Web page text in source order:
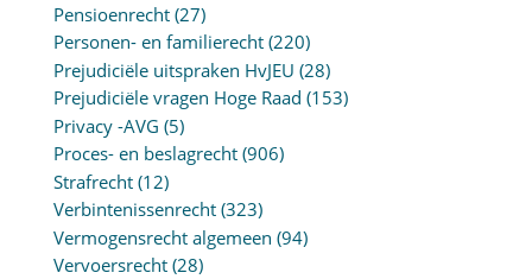
Pensioenrecht(27)
Personen- en familierecht(220)
Prejudiciële uitspraken HvJEU (28)
Prejudiciële vragen Hoge Raad (153)
Privacy -AVG (5)
Proces- en beslagrecht(906)
Strafrecht(12)
Verbintenissenrecht(323)
Vermogensrecht algemeen (94)
Vervoersrecht(28)